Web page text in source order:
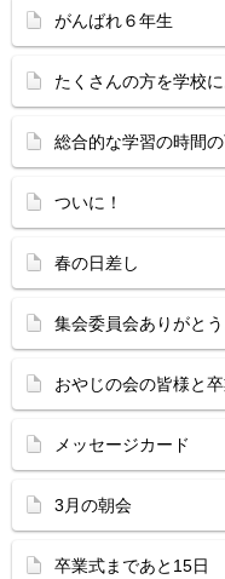
がんばれ６年生
たくさんの方を学校
総合的な学習の時間
ついに！
春の日差し
集会委員会ありがと
おやじの会の皆様と
メッセージカード
3月の朝会
卒業式まであと15日